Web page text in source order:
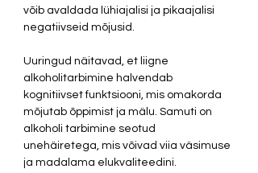
võib avaldada lühiajalisi ja pikaajalisi
negatiivseid mõjusid.
Uuringud näitavad, et liigne
alkoholitarbimine halvendab
kognitiivset funktsiooni, mis omakorda
mõjutab õppimist ja mälu. Samuti on
alkoholi tarbimine seotud
unehäiretega, mis võivad viia väsimuse
ja madalama elukvaliteedini.